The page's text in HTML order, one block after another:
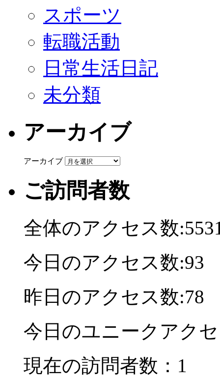
スポーツ
転職活動
日常生活日記
未分類
アーカイブ
アーカイブ
ご訪問者数
全体のアクセス数
今日のアクセス数:93
昨日のアクセス数:78
今日のユニークアク
現在の訪問者数：1